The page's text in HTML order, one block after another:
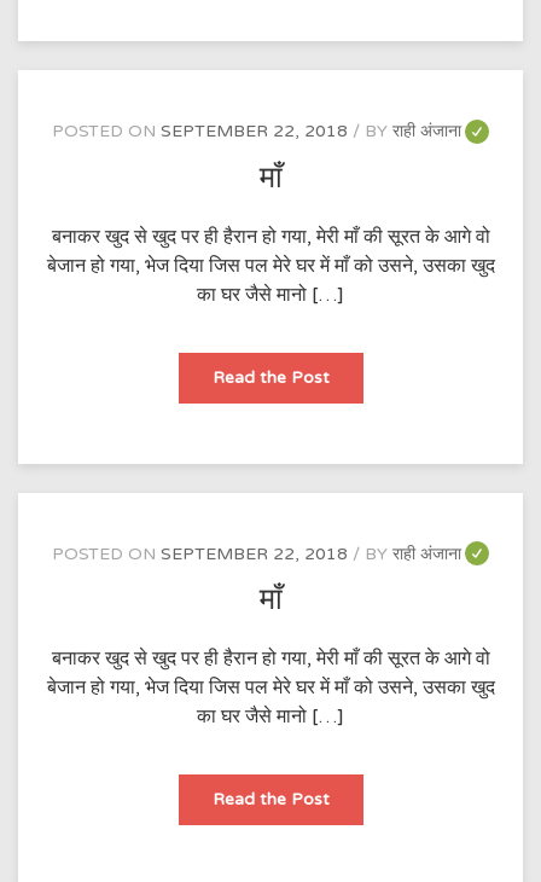
POSTED ONSEPTEMBER 22, 2018 BYराही अंजाना
माँ
बनाकर खुद से खुद पर ही हैरान हो गया, मेरी माँ की सूरत के आगे वो
बेजान हो गया, भेज दिया जिस पल मेरे घर में माँ को उसने, उसका खुद
का घर जैसे मानो […]
Read the Postमाँ
POSTED ONSEPTEMBER 22, 2018 BYराही अंजाना
माँ
बनाकर खुद से खुद पर ही हैरान हो गया, मेरी माँ की सूरत के आगे वो
बेजान हो गया, भेज दिया जिस पल मेरे घर में माँ को उसने, उसका खुद
का घर जैसे मानो […]
Read the Postमाँ